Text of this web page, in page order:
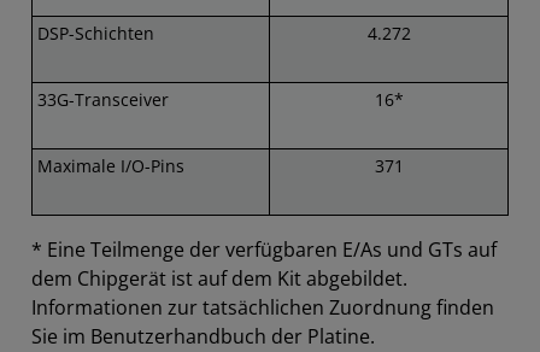
DSP-Schichten 4.272
33G-Transceiver 16*
Maximale I/O-Pins 371
* Eine Teilmenge der verfügbaren E/As und GTs auf
dem Chipgerät ist auf dem Kit abgebildet.
Informationen zur tatsächlichen Zuordnung finden
Sie im Benutzerhandbuch der Platine.